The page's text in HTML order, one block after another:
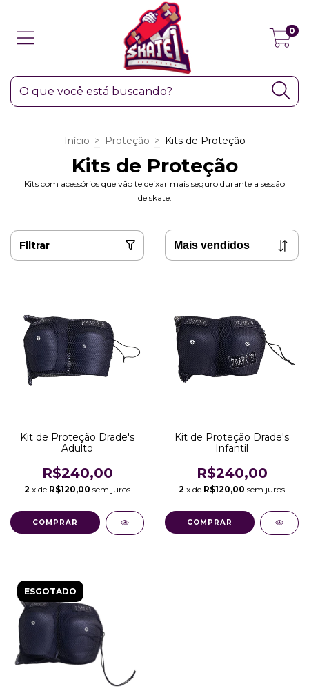
0
Início > Proteção > Kits de Proteção
Kits de Proteção
Kits com acessórios que vão te deixar mais seguro durante a sessão
de skate.
Filtrar
Kit de Proteção Drade's
Adulto
R$240,00
2 x de R$120,00 sem juros
Kit de Proteção Drade's
Infantil
R$240,00
2 x de R$120,00 sem juros
ESGOTADO